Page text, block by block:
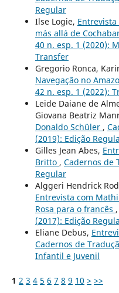
Regular
Ilse Logie, Entrevista
más allá de
40 n. esp. 1 (2020):
Transfer
Gregorio Ronca,
Navegação no
42 n. esp. 1 (2022):
Leide Daiane de
Giovana Beatriz
Donaldo Schüler ,
(2019): Edição
Gilles Jean Abes,
Britto , Cadernos de
Regular
Alggeri Hendrick
Entrevista com
Rosa para o francês ,
(2017): Edição
Eliane Debus,
Cadernos de
Infantil e Juvenil
1 2 3 4 5 6 7 8 9 10 > >>